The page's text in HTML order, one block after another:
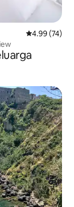
Penarafan
4.99 (74)